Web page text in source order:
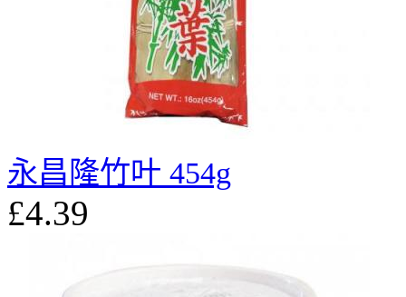
永昌隆竹叶 454g
£4.39